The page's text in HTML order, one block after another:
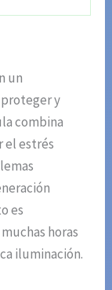
un
y
combina
el estrés
es
horas
iluminación.